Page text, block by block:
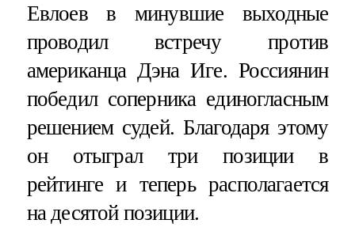
Евлоев в минувшие выходные
проводил встречу против
американца Дэна Иге. Россиянин
победил соперника единогласным
решением судей. Благодаря этому
он отыграл три позиции в
рейтинге и теперь располагается
на десятой позиции.